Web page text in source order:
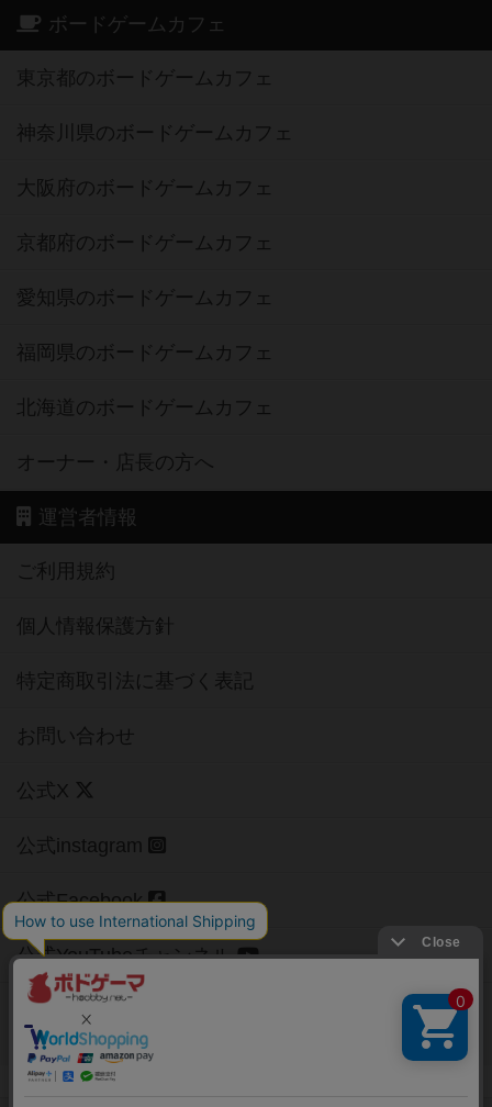
ボードゲームカフェ
東京都のボードゲームカフェ
神奈川県のボードゲームカフェ
大阪府のボードゲームカフェ
京都府のボードゲームカフェ
愛知県のボードゲームカフェ
福岡県のボードゲームカフェ
北海道のボードゲームカフェ
オーナー・店長の方へ
運営者情報
ご利用規約
個人情報保護方針
特定商取引法に基づく表記
お問い合わせ
公式X
公式instagram
公式Facebook
公式YouTubeチャンネル